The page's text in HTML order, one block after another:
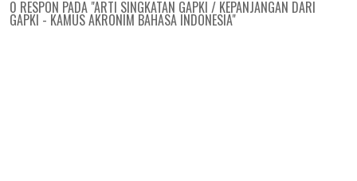
0 RESPON PADA "ARTI SINGKATAN GAPKI / KEPANJANGAN DARI
GAPKI - KAMUS AKRONIM BAHASA INDONESIA"